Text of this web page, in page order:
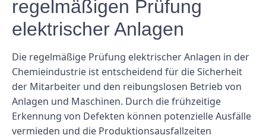
regelmäßigen Prüfung
elektrischer Anlagen
Die regelmäßige Prüfung elektrischer Anlagen in der
Chemieindustrie ist entscheidend für die Sicherheit
der Mitarbeiter und den reibungslosen Betrieb von
Anlagen und Maschinen. Durch die frühzeitige
Erkennung von Defekten können potenzielle Ausfälle
vermieden und die Produktionsausfallzeiten